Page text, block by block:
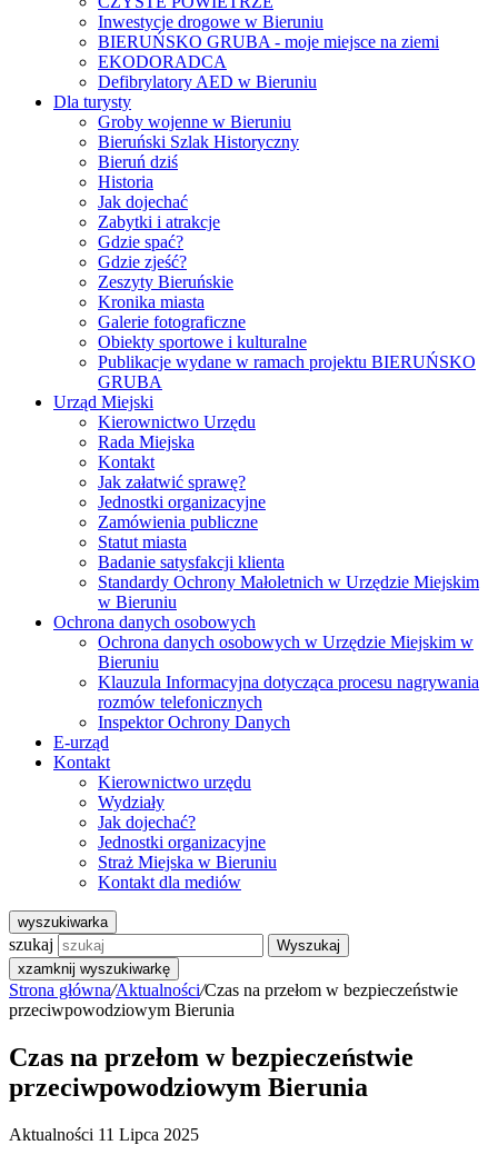
Inwestycje drogowe w Bieruniu
BIERUŃSKO GRUBA - moje miejsce na ziemi
EKODORADCA
Defibrylatory AED w Bieruniu
Dla turysty
Groby wojenne w Bieruniu
Bieruński Szlak Historyczny
Bieruń dziś
Historia
Jak dojechać
Zabytki i atrakcje
Gdzie spać?
Gdzie zjeść?
Zeszyty Bieruńskie
Kronika miasta
Galerie fotograficzne
Obiekty sportowe i kulturalne
Publikacje wydane w ramach projektu BIERUŃSKO
GRUBA
Urząd Miejski
Kierownictwo Urzędu
Rada Miejska
Kontakt
Jak załatwić sprawę?
Jednostki organizacyjne
Zamówienia publiczne
Statut miasta
Badanie satysfakcji klienta
Standardy Ochrony Małoletnich w Urzędzie Miejskim
w Bieruniu
Ochrona danych osobowych
Ochrona danych osobowych w Urzędzie Miejskim w
Bieruniu
Klauzula Informacyjna dotycząca procesu nagrywania
rozmów telefonicznych
Inspektor Ochrony Danych
E-urząd
Kontakt
Kierownictwo urzędu
Wydziały
Jak dojechać?
Jednostki organizacyjne
Straż Miejska w Bieruniu
Kontakt dla mediów
wyszukiwarka
szukaj
Wyszukaj
xzamknij wyszukiwarkę
Strona główna/Aktualności/Czas na przełom w bezpieczeństwie
przeciwpowodziowym Bierunia
Czas na przełom w bezpieczeństwie
przeciwpowodziowym Bierunia
Aktualności 11 Lipca 2025